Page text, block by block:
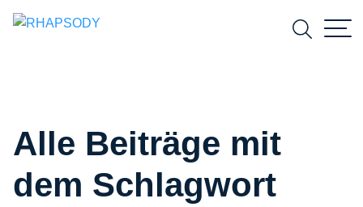
Suchen
Alle Beiträge mit
dem Schlagwort